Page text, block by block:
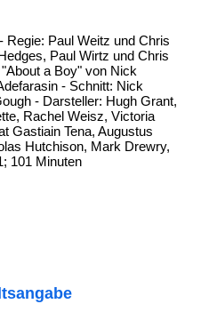
Regie: Paul Weitz und Chris
Paul Wirtz und Chris
a Boy" von Nick
- Schnitt: Nick
- Darsteller: Hugh Grant,
Rachel Weisz, Victoria
Gastiain Tena, Augustus
Hutchison, Mark Drewry,
101 Minuten